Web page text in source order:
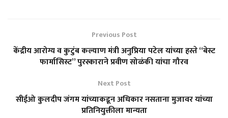
Previous Post
केंद्रीय आरोग्य व कुटुंब कल्याण मंत्री अनुप्रिया पटेल यांच्या हस्ते “बेस्ट
फार्मासिस्ट” पुरस्काराने प्रवीण सोळंकी यांचा गौरव
Next Post
सीईओ कुलदीप जंगम यांच्याकडून अधिकार नसताना मुजावर यांच्या
प्रतिनियुक्तीला मान्यता